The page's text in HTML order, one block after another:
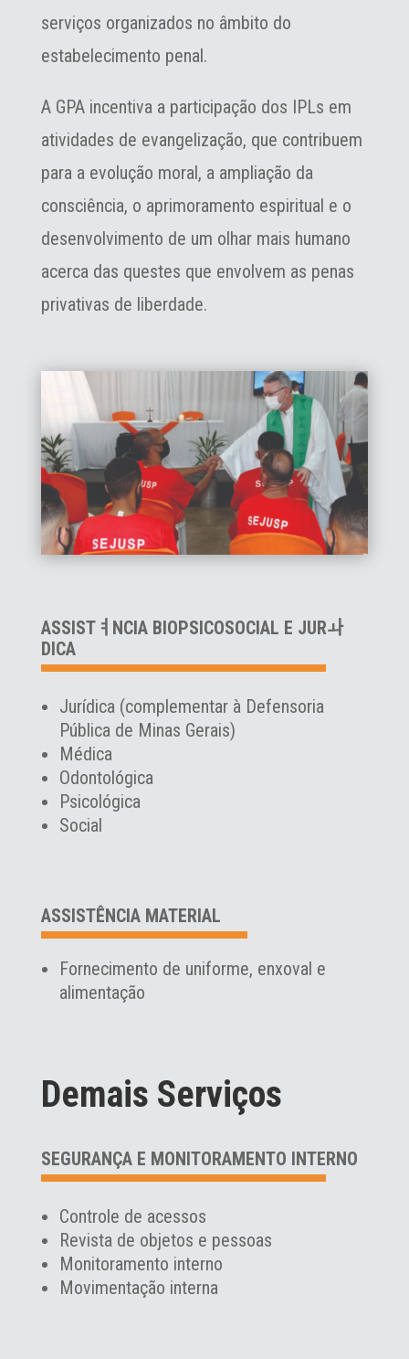
serviços organizados no âmbito do
estabelecimento penal.
A GPA incentiva a participação dos IPLs em
atividades de evangelização, que contribuem
para a evolução moral, a ampliação da
consciência, o aprimoramento espiritual e o
desenvolvimento de um olhar mais humano
acerca das quest￵es que envolvem as penas
privativas de liberdade.
ASSISTￊNCIA BIOPSICOSOCIAL E JURￍ
DICA
Jurídica (complementar à Defensoria
Pública de Minas Gerais)
Médica
Odontológica
Psicológica
Social
ASSISTÊNCIA MATERIAL
Fornecimento de uniforme, enxoval e
alimentação
Demais Serviços
SEGURANÇA E MONITORAMENTO INTERNO
Controle de acessos
Revista de objetos e pessoas
Monitoramento interno
Movimentação interna